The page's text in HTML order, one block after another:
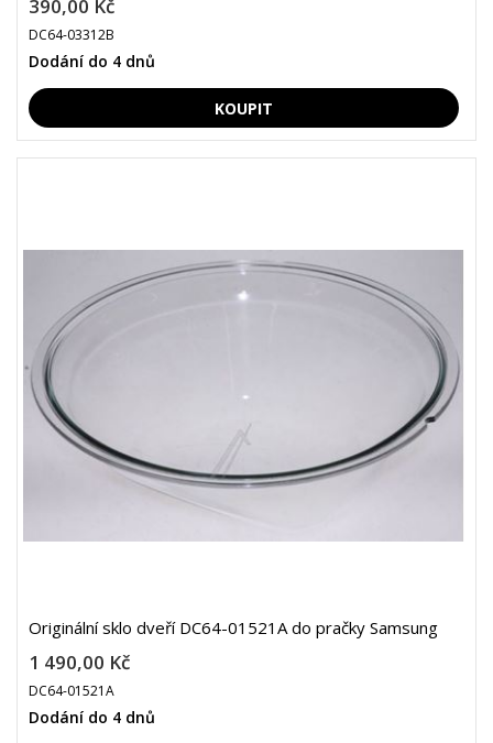
390,00 Kč
DC64-03312B
Dodání do 4 dnů
Originální sklo dveří DC64-01521A do pračky Samsung
1 490,00 Kč
DC64-01521A
Dodání do 4 dnů